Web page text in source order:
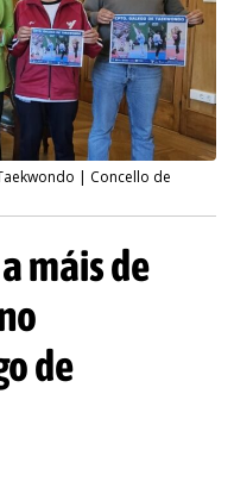
| Concello de
máis de
de